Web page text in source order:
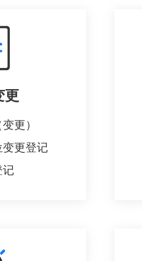
更
更）
更登记
记